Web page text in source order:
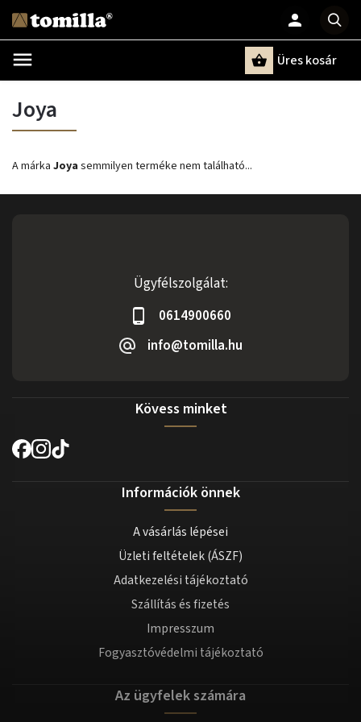
Üres kosár
Joya
A márka Joya semmilyen terméke nem található...
Ügyfélszolgálat:
0614900660
info@tomilla.hu
Kövess minket
Információk önnek
A vásárlás lépései
Üzleti feltételek (ÁSZF)
Adatkezelési tájékoztató
Szállítás és fizetés
Impresszum
Fogyasztóvédelmi tájékoztató
Az ügyfelek számára